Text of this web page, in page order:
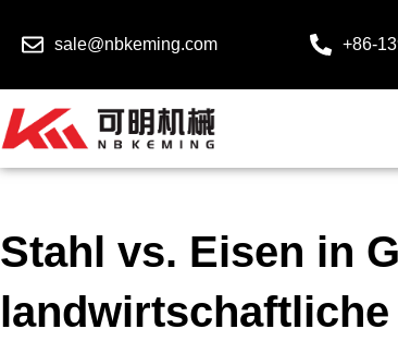
sale@nbkeming.com +86-
Stahl vs. Eisen in
landwirtschaftliche